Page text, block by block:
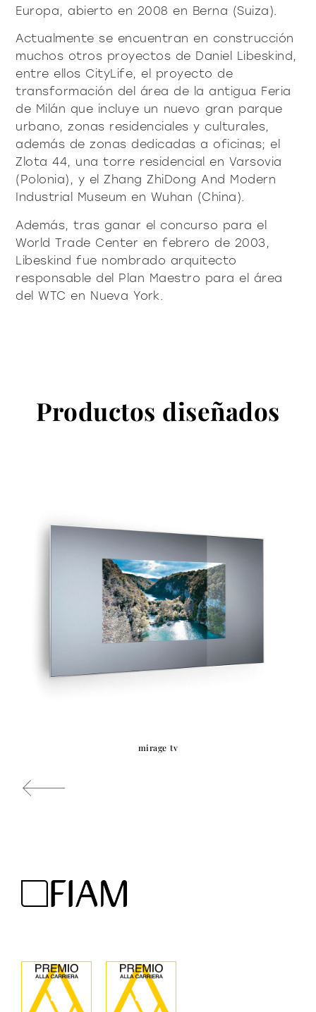
Europa, abierto en 2008 en Berna (Suiza).
Actualmente se encuentran en construcción
muchos otros proyectos de Daniel Libeskind,
entre ellos CityLife, el proyecto de
transformación del área de la antigua Feria
de Milán que incluye un nuevo gran parque
urbano, zonas residenciales y culturales,
además de zonas dedicadas a oficinas; el
Zlota 44, una torre residencial en Varsovia
(Polonia), y el Zhang ZhiDong And Modern
Industrial Museum en Wuhan (China).
Además, tras ganar el concurso para el
World Trade Center en febrero de 2003,
Libeskind fue nombrado arquitecto
responsable del Plan Maestro para el área
del WTC en Nueva York.
Productos diseñados
mirage tv